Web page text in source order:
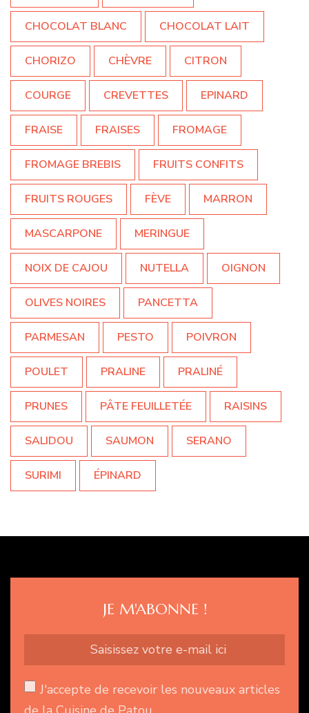
CHOCOLAT BLANC CHOCOLAT LAIT
CHORIZO CHÈVRE CITRON
COURGE CREVETTES EPINARD
FRAISE FRAISES FROMAGE
FROMAGE BREBIS FRUITS CONFITS
FRUITS ROUGES FÈVE MARRON
MASCARPONE MERINGUE
NOIX DE CAJOU NUTELLA OIGNON
OLIVES NOIRES PANCETTA
PARMESAN PESTO POIVRON
POULET PRALINE PRALINÉ
PRUNES PÂTE FEUILLETÉE RAISINS
SALIDOU SAUMON SERANO
SURIMI ÉPINARD
JE M'ABONNE !
J'accepte de recevoir les nouveaux articles